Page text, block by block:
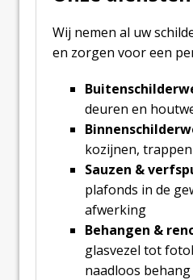
Wij nemen al uw
en zorgen voor een
deuren en
kozijnen,
Sauzen &
plafonds in de
afwerking
Behangen &
glasvezel tot
naadloos behang